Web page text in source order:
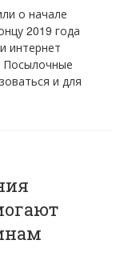
о начале
2019 года
интернет
Посылочные
и для